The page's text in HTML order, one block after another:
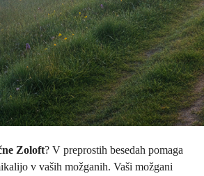
Zoloft? V preprostih besedah pomaga
v vaših možganih. Vaši možgani